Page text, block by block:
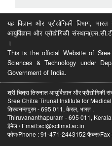
यह विज्ञान और प्रौद्योगिकी विभाग,
आयुर्विज्ञान और प्रौद्योगिकी
।
This is the official Website of
Sciences & Technology under
Government of India.
श्री चित्रा तिरुनाल आयुर्विज्ञान और प्रौद्योगिकी
Sree Chitra Tirunal Institute for
तिरुवनन्तपुरम - 695 011, केरल, भारत .
Thiruvananthapuram - 695 011,
ईमेल / Email:sct@sctimst.ac.in
फोण/Phone : 91-471-2443152 फैक्स/